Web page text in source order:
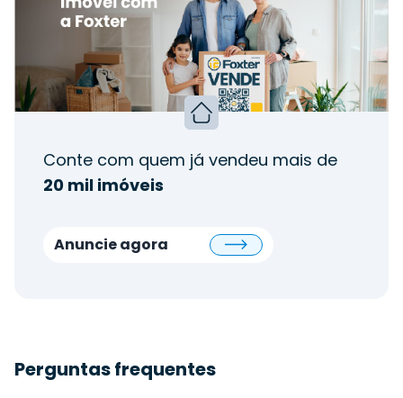
Conte com quem já vendeu mais de
20 mil imóveis
Anuncie agora
Perguntas frequentes